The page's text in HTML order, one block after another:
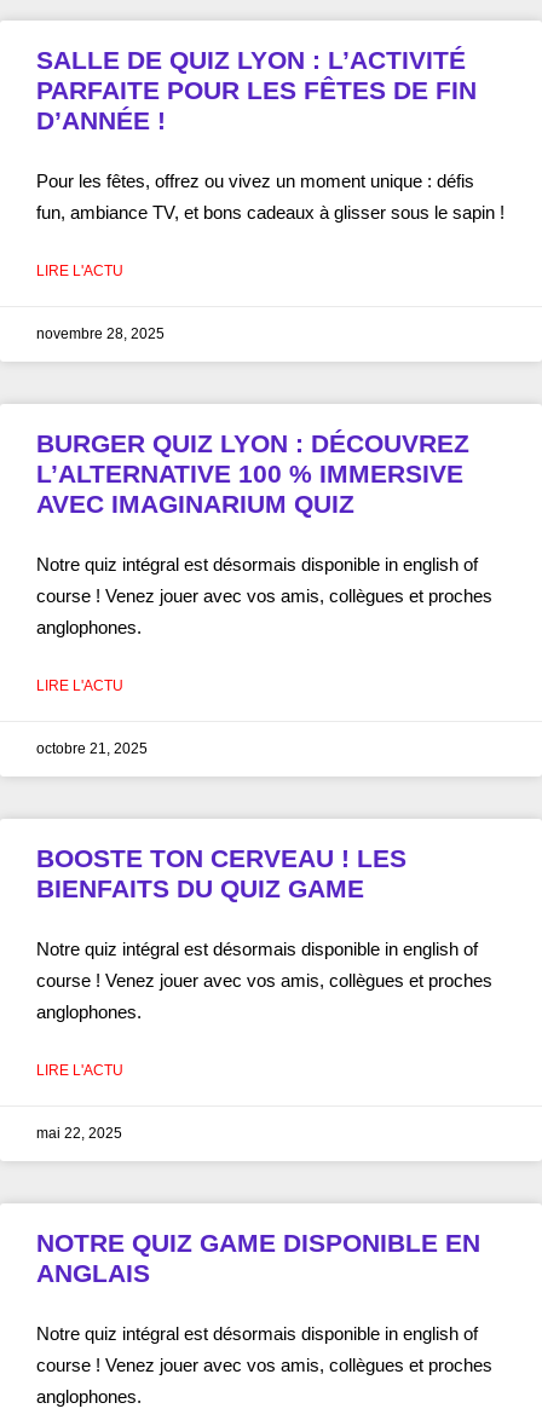
SALLE DE QUIZ LYON : L’ACTIVITÉ
PARFAITE POUR LES FÊTES DE FIN
D’ANNÉE !
Pour les fêtes, offrez ou vivez un moment unique : défis
fun, ambiance TV, et bons cadeaux à glisser sous le sapin !
LIRE L'ACTU
novembre 28, 2025
BURGER QUIZ LYON : DÉCOUVREZ
L’ALTERNATIVE 100 % IMMERSIVE
AVEC IMAGINARIUM QUIZ
Notre quiz intégral est désormais disponible in english of
course ! Venez jouer avec vos amis, collègues et proches
anglophones.
LIRE L'ACTU
octobre 21, 2025
BOOSTE TON CERVEAU ! LES
BIENFAITS DU QUIZ GAME
Notre quiz intégral est désormais disponible in english of
course ! Venez jouer avec vos amis, collègues et proches
anglophones.
LIRE L'ACTU
mai 22, 2025
NOTRE QUIZ GAME DISPONIBLE EN
ANGLAIS
Notre quiz intégral est désormais disponible in english of
course ! Venez jouer avec vos amis, collègues et proches
anglophones.